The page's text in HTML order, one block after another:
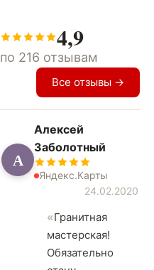
4,9
по 216 отзывам
Все отзывы →
А
Алексей
Заболотный
Яндекс.Карты
24.02.2020
Гранитная
мастерская!
Обязательно